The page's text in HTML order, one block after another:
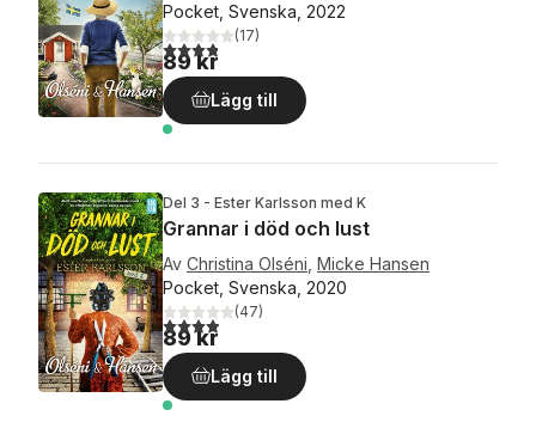
Pocket, Svenska, 2022
3,8utav 5 stjärnor. Totalt antal röster:
(17)
89 kr
Lägg till
Del 3 - Ester Karlsson med K
Grannar i död och lust
Av Christina Olséni Micke Hansen
Pocket, Svenska, 2020
3,9utav 5 stjärnor. Totalt antal röster:
(47)
89 kr
Lägg till